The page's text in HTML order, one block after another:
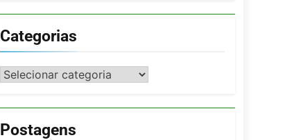
Categorias
Categorias
Postagens